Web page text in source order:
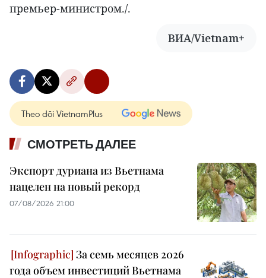
премьер-министром./.
ВИА/Vietnam+
Theo dõi VietnamPlus
СМОТРЕТЬ ДАЛЕЕ
Экспорт дуриана из Вьетнама
нацелен на новый рекорд
07/08/2026 21:00
За семь месяцев 2026
года объем инвестиций Вьетнама